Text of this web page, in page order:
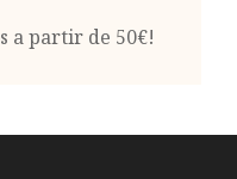
a partir de 50€!